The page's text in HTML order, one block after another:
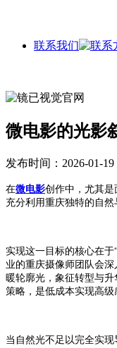
联系我们
微电影的光影
发布时间：2026-01-19
在微电影创作中，尤其是
充分利用重庆独特的自
实现这一目标的核心在于
业的重庆摄像师团队会
暖轮廓光，象征转型与
策略，是低成本实现高级
当自然光不足以完全实